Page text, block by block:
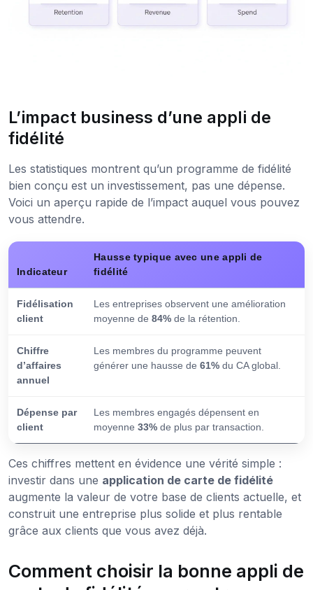
L’impact business d’une appli de
fidélité
Les statistiques montrent qu’un programme de fidélité
bien conçu est un investissement, pas une dépense.
Voici un aperçu rapide de l’impact auquel vous pouvez
vous attendre.
Indicateur
Hausse typique avec une appli de
fidélité
Fidélisation
client
Les entreprises observent une amélioration
moyenne de 84% de la rétention.
Chiffre
d’affaires
annuel
Les membres du programme peuvent
générer une hausse de 61% du CA global.
Dépense par
client
Les membres engagés dépensent en
moyenne 33% de plus par transaction.
Ces chiffres mettent en évidence une vérité simple :
investir dans une application de carte de fidélité
augmente la valeur de votre base de clients actuelle, et
construit une entreprise plus solide et plus rentable
grâce aux clients que vous avez déjà.
Comment choisir la bonne appli de